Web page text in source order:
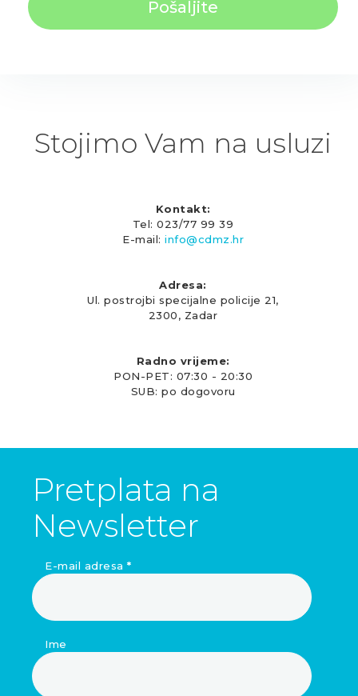
Stojimo Vam na usluzi
Kontakt:
Tel: 023/77 99 39
E-mail: info@cdmz.hr
Adresa:
Ul. postrojbi specijalne policije 21,
2300, Zadar
Radno vrijeme:
PON-PET: 07:30 - 20:30
SUB: po dogovoru
Pretplata na
Newsletter
E-mail adresa *
Ime